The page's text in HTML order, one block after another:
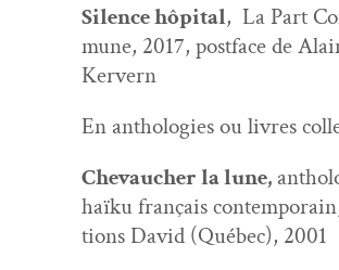
Silence hôpi­tal, La Part
mune, 2017, post­face de
Kervern
En antholo­gies ou livres
Chevauch­er la lune,
haïku français
tions David (Québec), 2001